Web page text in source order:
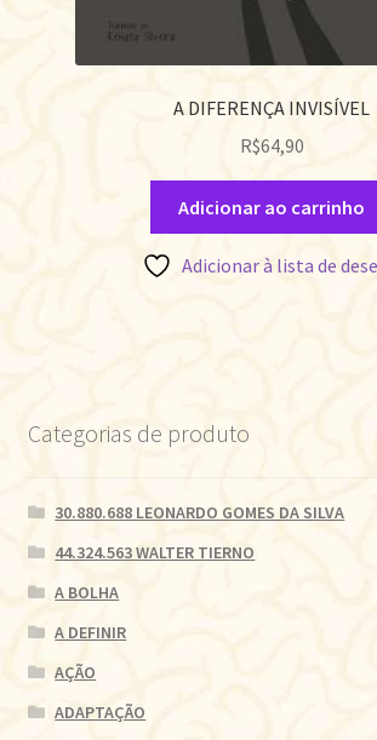
A DIFERENÇA INVISÍVEL
R$64,90
Adicionar ao carrinho
Adicionar à lista de
Categorias de produto
30.880.688 LEONARDO GOMES DA SILVA
44.324.563 WALTER TIERNO
A BOLHA
A DEFINIR
AÇÃO
ADAPTAÇÃO